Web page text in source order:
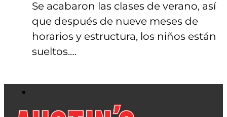
Se acabaron las clases de verano, así
que después de nueve meses de
horarios y estructura, los niños están
sueltos.…